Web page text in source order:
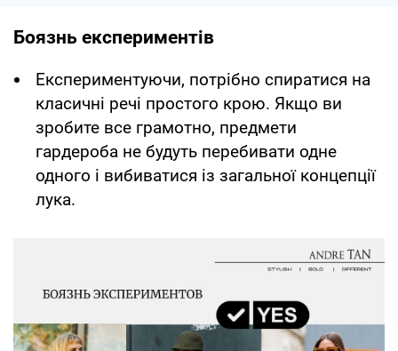
Боязнь експериментів
Експериментуючи, потрібно спиратися на
класичні речі простого крою. Якщо ви
зробите все грамотно, предмети
гардероба не будуть перебивати одне
одного і вибиватися із загальної концепції
лука.